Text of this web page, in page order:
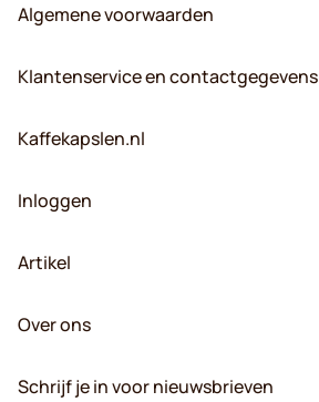
Algemene voorwaarden
Klantenservice en contactgegevens
Kaffekapslen.nl
Inloggen
Artikel
Over ons
Schrijf je in voor nieuwsbrieven